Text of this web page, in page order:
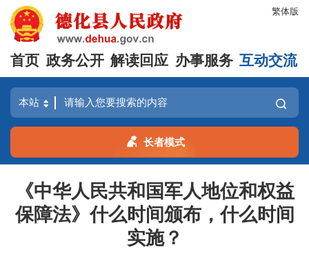
繁体版
首页 政务公开 解读回应 办事服务 互动交流
长者模式
《中华人民共和国军人地位和权益
保障法》什么时间颁布，什么时间
实施？